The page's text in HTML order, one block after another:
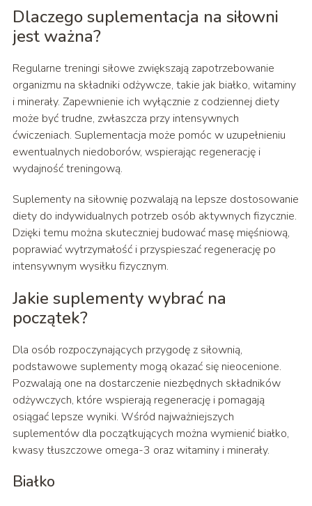
Dlaczego suplementacja na siłowni
jest ważna?
Regularne treningi siłowe zwiększają zapotrzebowanie
organizmu na składniki odżywcze, takie jak białko, witaminy
i minerały. Zapewnienie ich wyłącznie z codziennej diety
może być trudne, zwłaszcza przy intensywnych
ćwiczeniach. Suplementacja może pomóc w uzupełnieniu
ewentualnych niedoborów, wspierając regenerację i
wydajność treningową.
Suplementy na siłownię pozwalają na lepsze dostosowanie
diety do indywidualnych potrzeb osób aktywnych fizycznie.
Dzięki temu można skuteczniej budować masę mięśniową,
poprawiać wytrzymałość i przyspieszać regenerację po
intensywnym wysiłku fizycznym.
Jakie suplementy wybrać na
początek?
Dla osób rozpoczynających przygodę z siłownią,
podstawowe suplementy mogą okazać się nieocenione.
Pozwalają one na dostarczenie niezbędnych składników
odżywczych, które wspierają regenerację i pomagają
osiągać lepsze wyniki. Wśród najważniejszych
suplementów dla początkujących można wymienić białko,
kwasy tłuszczowe omega-3 oraz witaminy i minerały.
Białko